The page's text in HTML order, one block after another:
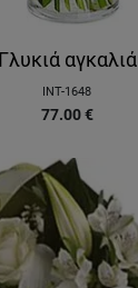
Γλυκιά αγκαλιά
INT-1648
77.00 €